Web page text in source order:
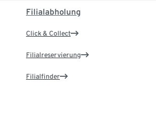
Filialabholung
Click & Collect
Filialreservierung
Filialfinder